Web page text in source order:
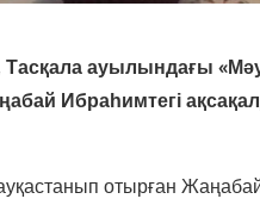
ауылындағы
Ибраһимтегі
отырған